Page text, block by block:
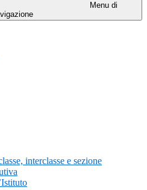
Menu di
interclasse e sezione